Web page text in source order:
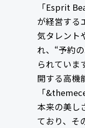
「Esprit
が経営する
気タレント
れ、“予約
られていま
開する高機
「
本来の美し
ており、そ